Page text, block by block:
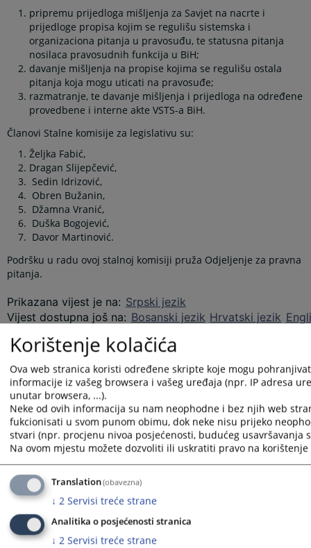
pripremu prijedloga mišljenja za Savjet na nacrte i
prijedloge propisa kojim se regulišu sistemska i
organizaciona pitanja u pravosuđu, te statusna pitanja
nosilaca pravosudnih funkcija u BiH;
davanje mišljenja na propise kojima se regulišu ostala
pitanja koja mogu uticati na pravosuđe;
razmatranje, te davanje mišljenja i prijedloga na određene
provedbene i interne akte VSTS-a BiH.
Članovi Stalne komisije za legislativu su:
Željka Fabić,
Dragan Slijepčević,
Sedin Idrizović,
Obren Bužanin,
Džamna Vranić,
Duška Bogojević,
Davor Martinović.
Podršku u radu ovoj stalnoj komisiji pruža Odjeljenje za pravna
pitanja.
Prikazana vijest je na: Srpski jezik
Vijest dostupna još na: Bosanski jezik Hrvatski jezik
702PREGLEDA
Korištenje kolačića
Ova web stranica koristi određene skripte koje mogu
informacije iz vašeg browsera i vašeg uređaja (npr. IP adresa
unutar browsera, ...).
Neke od ovih informacija su nam neophodne i bez njih web
fukcionisati u svom punom obimu, dok neke nisu prijeko
stvari (npr. procjenu nivoa posjećenosti, budućeg usavršavanja
Na ovom mjestu možete dozvoliti ili uskratiti pravo na
Translation(obavezna)
↓ 2 Servisi treće strane
Analitika o posjećenosti stranica
↓ 2 Servisi treće strane